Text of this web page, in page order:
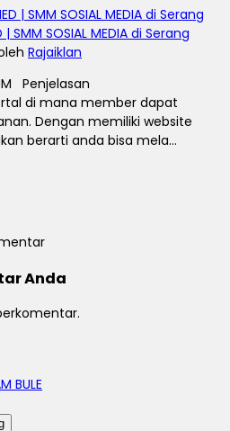
| SMM SOSIAL MEDIA di Serang
Rajaiklan
Penjelasan
di mana member dapat
Dengan memiliki website
berarti anda bisa mela...
Anda
BULE